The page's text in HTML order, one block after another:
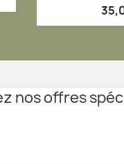
nos offres